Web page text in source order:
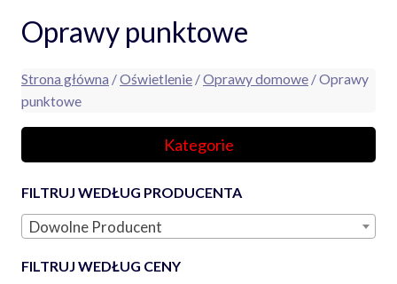
Oprawy punktowe
Strona główna /Oświetlenie /Oprawy domowe / Oprawy
punktowe
Kategorie
FILTRUJ WEDŁUG PRODUCENTA
Dowolne Producent
FILTRUJ WEDŁUG CENY